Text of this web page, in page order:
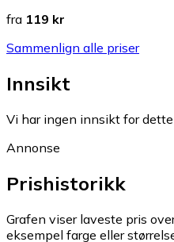
fra 119 kr
Sammenlign alle priser
Innsikt
Vi har ingen innsikt for
Annonse
Prishistorikk
Grafen viser laveste pris
eksempel farge eller